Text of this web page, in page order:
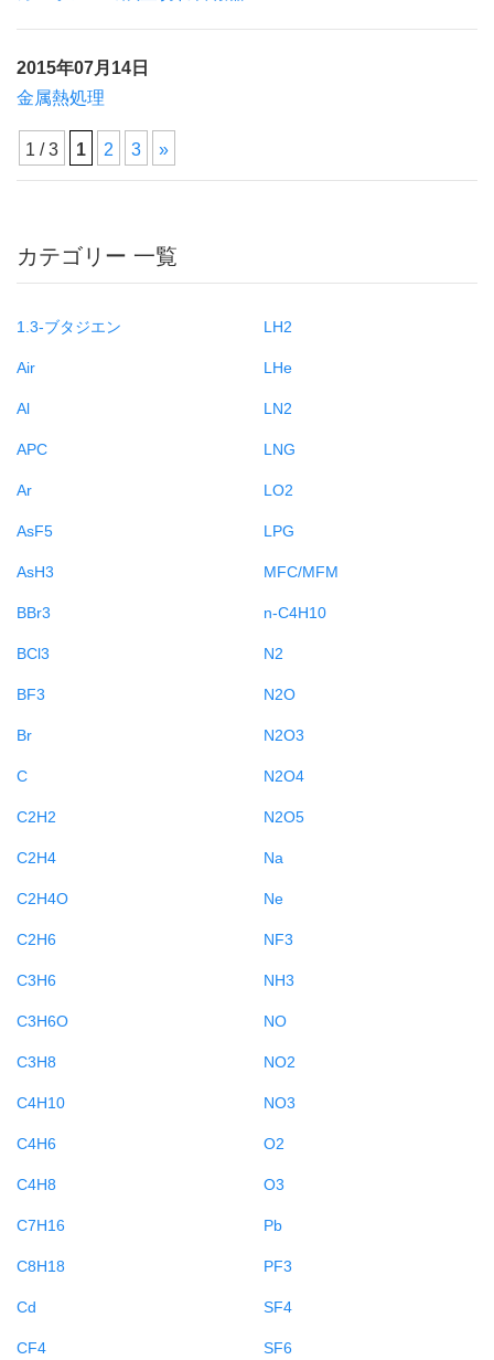
2015年07月14日
金属熱処理
1 / 3
1 2 3 »
カテゴリー 一覧
1.3-ブタジエン
Air
Al
APC
Ar
AsF5
AsH3
BBr3
BCl3
BF3
Br
C
C2H2
C2H4
C2H4O
C2H6
C3H6
C3H6O
C3H8
C4H10
C4H6
C4H8
C7H16
C8H18
Cd
CF4
LH2
LHe
LN2
LNG
LO2
LPG
MFC/MFM
n-C4H10
N2
N2O
N2O3
N2O4
N2O5
Na
Ne
NF3
NH3
NO
NO2
NO3
O2
O3
Pb
PF3
SF4
SF6